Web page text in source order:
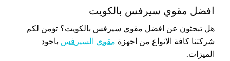
افضل مقوي سيرفس بالكويت
هل تبحثون عن افضل مقوي سيرفس بالكويت؟ تؤمن لكم
شركتنا كافة الانواع من اجهزة مقوي السيرفس باجود
الميزات.